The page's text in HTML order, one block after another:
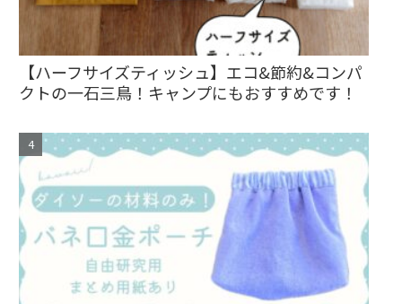
【ハーフサイズティッシュ】エコ&節約&コンパ
クトの一石三鳥！キャンプにもおすすめです！